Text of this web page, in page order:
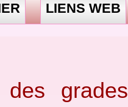
LIENS WEB
des grades